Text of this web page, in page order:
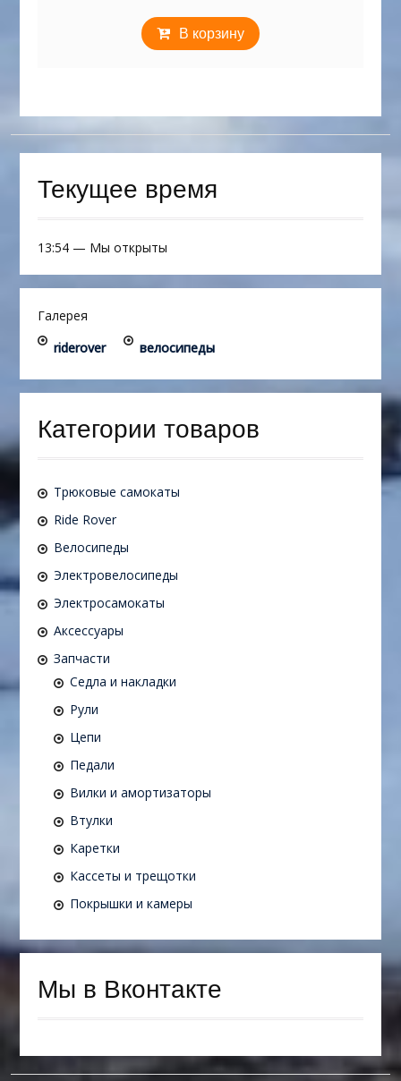
В корзину
Текущее время
13:54— Мы открыты
Галерея
riderover
велосипеды
Категории товаров
Трюковые самокаты
Ride Rover
Велосипеды
Электровелосипеды
Электросамокаты
Аксессуары
Запчасти
Седла и накладки
Рули
Цепи
Педали
Вилки и амортизаторы
Втулки
Каретки
Кассеты и трещотки
Покрышки и камеры
Мы в Вконтакте